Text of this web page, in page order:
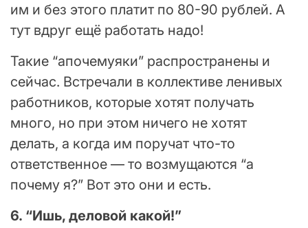
им и без этого платит по 80-90 рублей. А
тут вдруг ещё работать надо!
Такие “апочемуяки” распространены и
сейчас. Встречали в коллективе ленивых
работников, которые хотят получать
много, но при этом ничего не хотят
делать, а когда им поручат что-то
ответственное — то возмущаются “а
почему я?” Вот это они и есть.
6. “Ишь, деловой какой!”